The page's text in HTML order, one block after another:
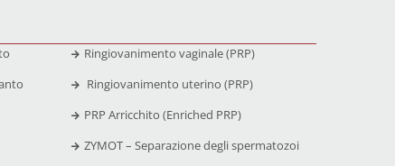
Ringiovanimento vaginale (PRP)
Ringiovanimento uterino (PRP)
PRP Arricchito (Enriched PRP)
ZYMOT – Separazione degli spermatozoi